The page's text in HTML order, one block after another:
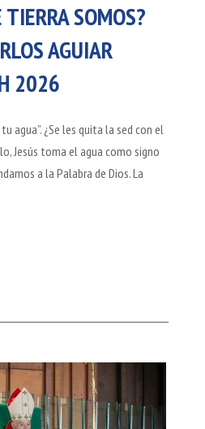
SOMOS?
AGUIAR
2026
agua”. ¿Se les quita la sed con el
Jesús toma el agua como signo
a la Palabra de Dios. La